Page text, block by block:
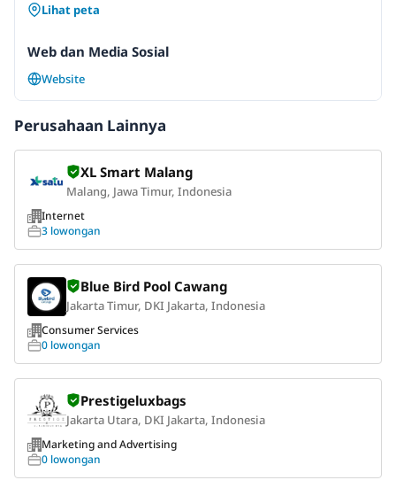
Lihat peta
Web dan Media Sosial
Website
Perusahaan Lainnya
XL Smart Malang
Malang, Jawa Timur, Indonesia
Internet
3 lowongan
Blue Bird Pool Cawang
Jakarta Timur, DKI Jakarta, Indonesia
Consumer Services
0 lowongan
Prestigeluxbags
Jakarta Utara, DKI Jakarta, Indonesia
Marketing and Advertising
0 lowongan